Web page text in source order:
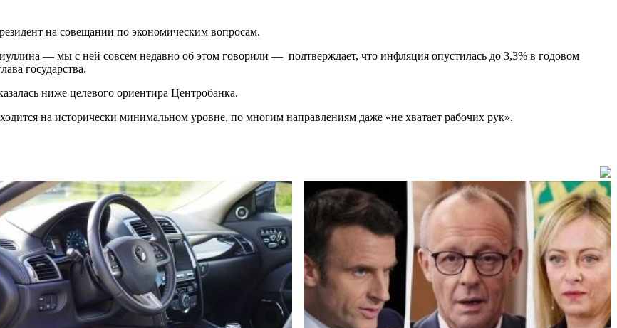
на совещании по экономическим вопросам.
— мы с ней совсем недавно об этом говорили — подтверждает, что инфляция опустилась до 3,3% в годовом
государства.
ниже целевого ориентира Центробанка.
на исторически минимальном уровне, по многим направлениям даже «не хватает рабочих рук».